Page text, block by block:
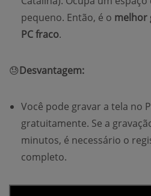
pequeno. Então, é o melhor
PC fraco.
😓Desvantagem:
Você pode gravar a tela no
gratuitamente. Se a
minutos, é necessário o
completo.